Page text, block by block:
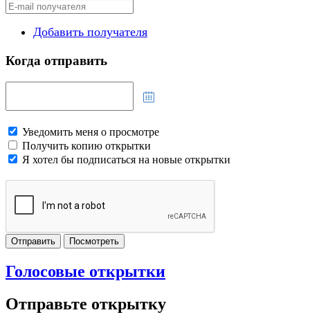
Добавить получателя
Когда отправить
Уведомить меня о просмотре
Получить копию открытки
Я хотел бы подписаться на новые открытки
Отправить Посмотреть
Голосовые открытки
Отправьте открытку